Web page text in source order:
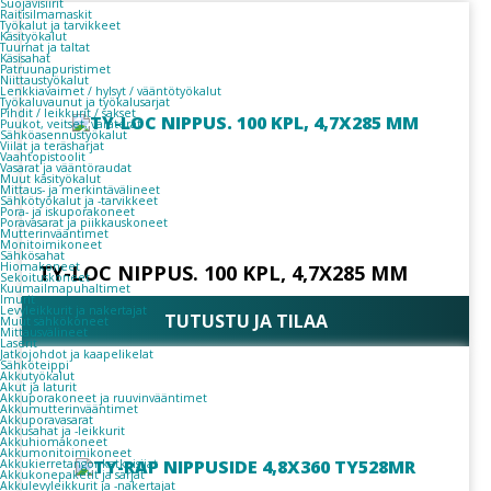
Suojavisiirit
Raitisilmamaskit
Työkalut ja tarvikkeet
Käsityökalut
Tuurnat ja taltat
Käsisahat
Patruunapuristimet
Niittaustyökalut
Lenkkiavaimet / hylsyt / vääntötyökalut
Työkaluvaunut ja työkalusarjat
Pihdit / leikkurit / sakset
Puukot, veitset, varaterät
Sähköasennustyökalut
Viilat ja teräsharjat
Vaahtopistoolit
Vasarat ja vääntöraudat
Muut käsityökalut
Mittaus- ja merkintävälineet
Sähkötyökalut ja -tarvikkeet
Pora- ja iskuporakoneet
Poravasarat ja piikkauskoneet
Mutterinvääntimet
Monitoimikoneet
Sähkösahat
Hiomakoneet
Sekoituskoneet
Kuumailmapuhaltimet
Imurit
Levyleikkurit ja nakertajat
Muut sähkökoneet
Mittausvälineet
Laserit
Jatkojohdot ja kaapelikelat
Sähköteippi
Akkutyökalut
Akut ja laturit
Akkuporakoneet ja ruuvinvääntimet
Akkumutterinvääntimet
Akkuporavasarat
Akkusahat ja -leikkurit
Akkuhiomakoneet
Akkumonitoimikoneet
Akkukierretangonkatkaisijat
Akkukonepaketit ja sarjat
Akkulevyleikkurit ja -nakertajat
TY-LOC NIPPUS. 100 KPL, 4,7X285 MM
TUTUSTU JA TILAA